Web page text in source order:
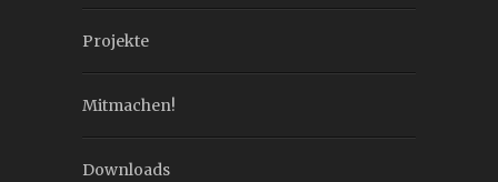
Projekte
Mitmachen!
Downloads